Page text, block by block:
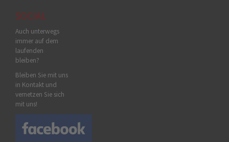
SOCIAL
Auch unterwegs
immer auf dem
laufenden
bleiben?
Bleiben Sie mit uns
in Kontakt und
vernetzen Sie sich
mit uns!